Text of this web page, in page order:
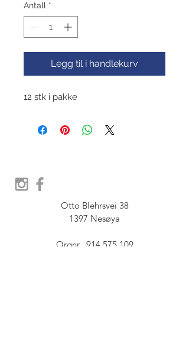
Antall *
Legg til i handlekurv
12 stk i pakke
Otto Blehrsvei 38
1397 Nesøya
Orgnr.  914 575 109